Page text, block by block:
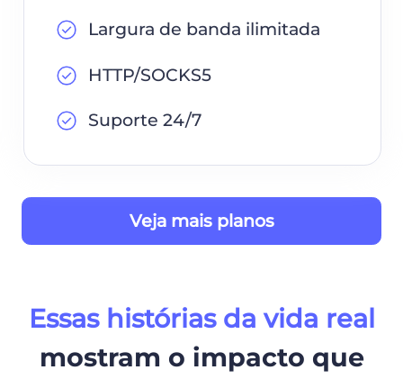
Largura de banda ilimitada
HTTP/SOCKS5
Suporte 24/7
Veja mais planos
Essas histórias da vida real
mostram o impacto que